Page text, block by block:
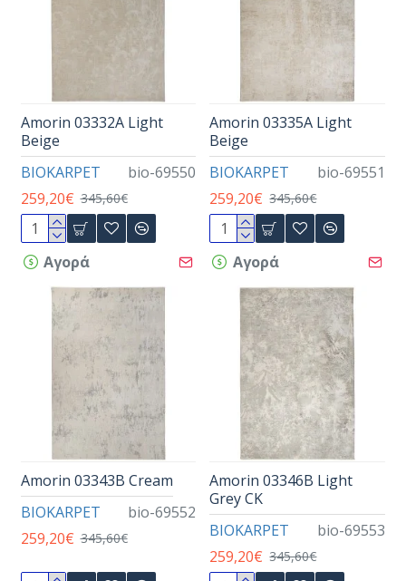
BIOKARPET bio-69550
Amorin 03332Α Light
Beige
259,20€ 345,60€
Αγορά
BIOKARPET bio-69551
Amorin 03335A Light
Beige
259,20€ 345,60€
Αγορά
BIOKARPET bio-69552
Amorin 03343B Cream
259,20€ 345,60€ BIOKARPET bio-69553
Amorin 03346B Light
Grey CK
259,20€ 345,60€